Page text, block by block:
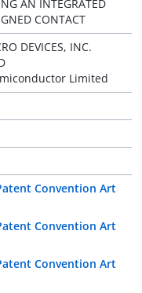
AN INTEGRATED
CONTACT
DEVICES, INC.
Limited
Convention Art
Convention Art
Convention Art